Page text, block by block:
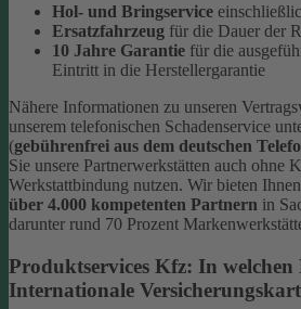
Hol- und Bringservice
Ersatzfahrzeug für die Dauer der
10 Jahre Garantie für die
Eintritt in die Herstellergarantie
Nähere Informationen zu unseren
unserem telefonischen Schadenservice
(gebührenfrei aus dem deutschen
Sie unsere Partnerwerkstätten auch ohne
Werkstattbindung nutzen. Wir bieten
über 4.000 kompetenten Partnern in
darunter rund 70 Prozent
Produktservices Kfz: In
Internationale